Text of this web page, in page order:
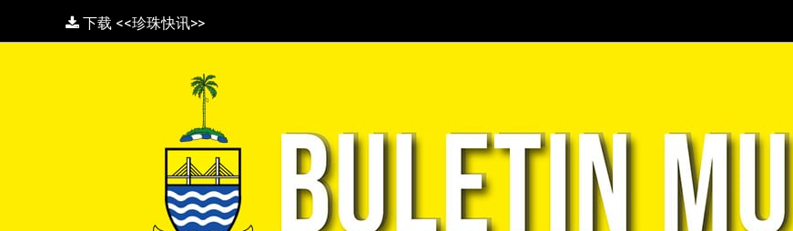
下载 <<珍珠快讯>>